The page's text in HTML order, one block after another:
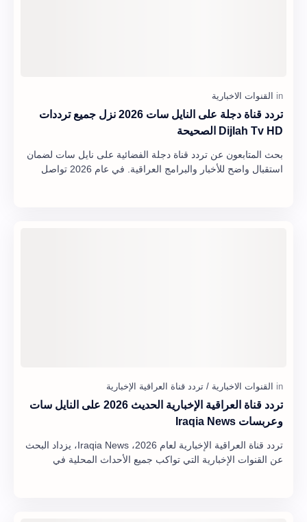
تردد قناة دجلة على النايل سات 2026 نزل جميع ترددات
Dijlah Tv HD الصحيحة
بحث المتابعون عن تردد قناة دجلة الفضائية على نايل سات لضمان
استقبال واضح للأخبار والبرامج العراقية. في عام 2026 تواصل
تردد قناة العراقية الإخبارية الحديث 2026 على النايل سات
وعربسات Iraqia News
تردد قناة العراقية الإخبارية لعام 2026، Iraqia News، يزداد البحث
عن القنوات الإخبارية التي تواكب جميع الأحداث المحلية في